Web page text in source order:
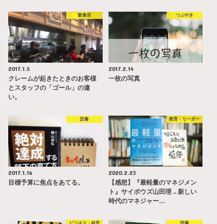
飲食店
2017.1.5
クレームが起きたときのお客様
とスタッフの「ゴール」の違
い。
つぶやき
2017.2.14
一枚の写真
読書
2017.1.16
目標予算に焦点をあてる。
教育・リーダー
2020.2.23
【感想】『最軽量のマネジメン
ト』サイボウズ山田理→新しい
時代のマネジャー…
ビジネス・経営 読書